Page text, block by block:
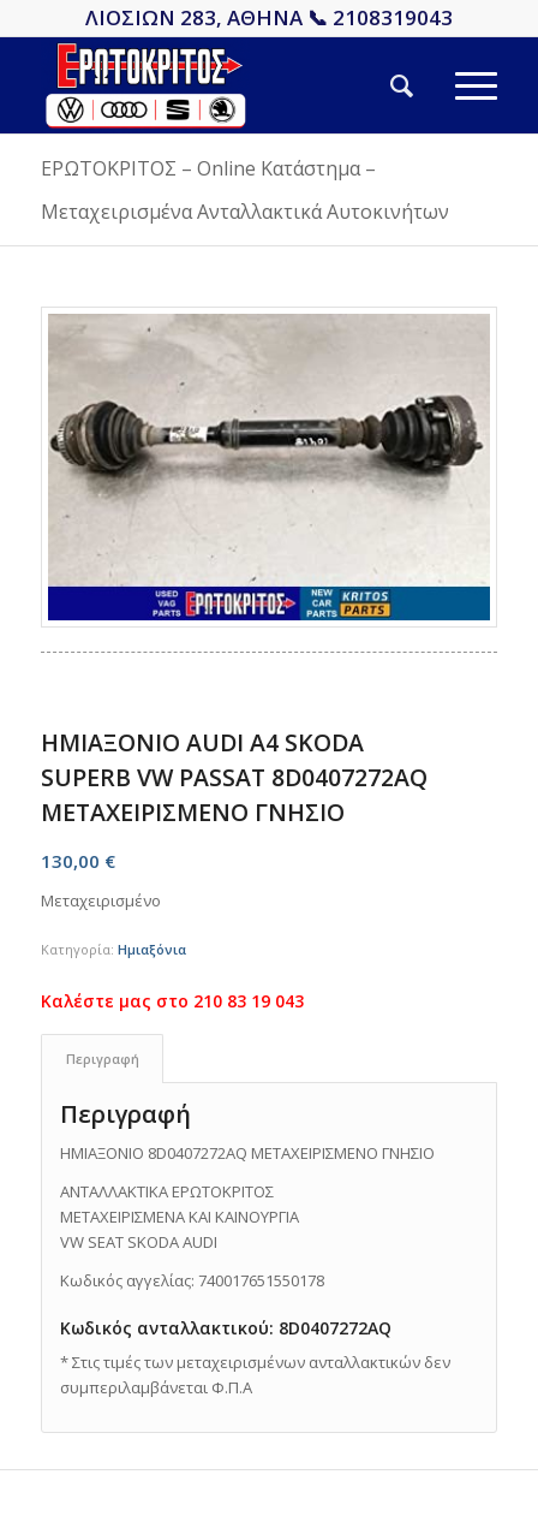
ΛΙΟΣΙΩΝ 283, ΑΘΗΝΑ 📞 2108319043
ΕΡΩΤΟΚΡΙΤΟΣ – Online Κατάστημα –
Μεταχειρισμένα Ανταλλακτικά Αυτοκινήτων
ΗΜΙΑΞΟΝΙΟ AUDI A4 SKODA
SUPERB VW PASSAT 8D0407272AQ
ΜΕΤΑΧΕΙΡΙΣΜΕΝΟ ΓΝΗΣΙΟ
130,00 €
Μεταχειρισμένο
Κατηγορία: Ημιαξόνια
Περιγραφή
Περιγραφή
ΗΜΙΑΞΟΝΙΟ 8D0407272AQ ΜΕΤΑΧΕΙΡΙΣΜΕΝΟ ΓΝΗΣΙΟ
ΑΝΤΑΛΛΑΚΤΙΚΑ ΕΡΩΤΟΚΡΙΤΟΣ
ΜΕΤΑΧΕΙΡΙΣΜΕΝΑ ΚΑΙ ΚΑΙΝΟΥΡΓΙΑ
VW SEAT SKODA AUDI
Κωδικός αγγελίας: 740017651550178
Κωδικός ανταλλακτικού: 8D0407272AQ
* Στις τιμές των μεταχειρισμένων ανταλλακτικών δεν
συμπεριλαμβάνεται Φ.Π.Α